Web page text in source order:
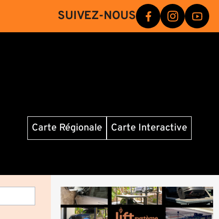
SUIVEZ-NOUS
Carte Régionale Carte Interactive